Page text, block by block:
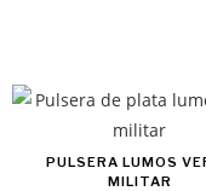
PULSERA LUMOS
MILITAR